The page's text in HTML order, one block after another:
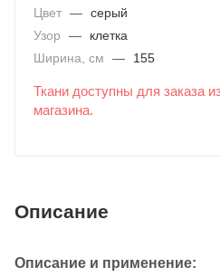
Цвет — серый
Узор
—
клетка
Ширина, см
— 155
Ткани доступны для заказа
магазина.
Описание
Описание и применение: